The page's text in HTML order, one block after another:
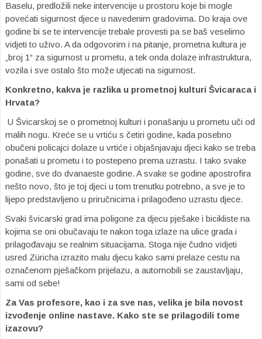
Baselu, predložili neke intervencije u prostoru koje bi mogle
povećati sigurnost djece u navedenim gradovima. Do kraja ove
godine bi se te intervencije trebale provesti pa se baš veselimo
vidjeti to uživo. A da odgovorim i na pitanje, prometna kultura je
„broj 1“ za sigurnost u prometu, a tek onda dolaze infrastruktura,
vozila i sve ostalo što može utjecati na sigurnost.
Konkretno, kakva je razlika u prometnoj kulturi Švicaraca i
Hrvata?
U Švicarskoj se o prometnoj kulturi i ponašanju u prometu uči od
malih nogu. Kreće se u vrtiću s četiri godine, kada posebno
obučeni policajci dolaze u vrtiće i objašnjavaju djeci kako se treba
ponašati u prometu i to postepeno prema uzrastu. I tako svake
godine, sve do dvanaeste godine. A svake se godine apostrofira
nešto novo, što je toj djeci u tom trenutku potrebno, a sve je to
lijepo predstavljeno u priručnicima i prilagođeno uzrastu djece.
Svaki švicarski grad ima poligone za djecu pješake i bicikliste na
kojima se oni obučavaju te nakon toga izlaze na ulice grada i
prilagođavaju se realnim situacijama. Stoga nije čudno vidjeti
usred Züricha izrazito malu djecu kako sami prelaze cestu na
označenom pješačkom prijelazu, a automobili se zaustavljaju,
sami od sebe!
Za Vas profesore, kao i za sve nas, velika je bila novost
izvođenje online nastave. Kako ste se prilagodili tome
izazovu?